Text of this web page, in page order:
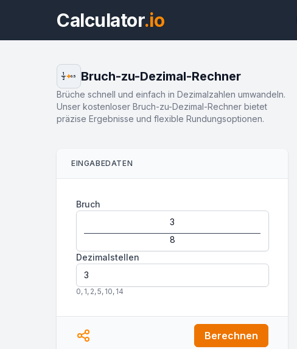
Calculator.io
1
2
0.5 Bruch-zu-Dezimal-Rechner
Brüche schnell und einfach in Dezimalzahlen umwandeln.
Unser kostenloser Bruch-zu-Dezimal-Rechner bietet
präzise Ergebnisse und flexible Rundungsoptionen.
EINGABEDATEN
Bruch
Dezimalstellen
0, 1, 2,5, 10, 14
Berechnen